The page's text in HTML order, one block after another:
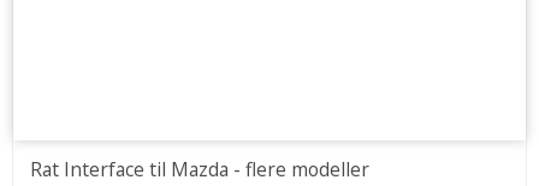
Rat Interface til Mazda - flere modeller